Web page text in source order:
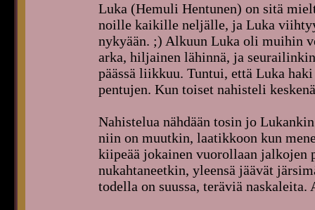
Luka (Hemuli Hentunen) on sitä
noille kaikille neljälle, ja Luka
nykyään. ;) Alkuun Luka oli muihin
arka, hiljainen lähinnä, ja
päässä liikkuu. Tuntui, että Luka
pentujen. Kun toiset nahisteli
Nahistelua nähdään tosin jo
niin on muutkin, laatikkoon kun
kiipeää jokainen vuorollaan jalkojen
nukahtaneetkin, yleensä jäävät
todella on suussa, teräviä naskaleita.